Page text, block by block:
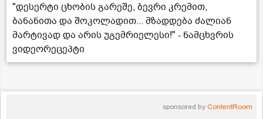
"დესერტი ცხობის გარეშე, ბევრი კრემით,
ბანანითა და შოკოლადით... მზადდება ძალიან
მარტივად და არის უგემრიელესი!" - ნამცხვრის
ვიდეორეცეპტი
sponsored by ContentRoom